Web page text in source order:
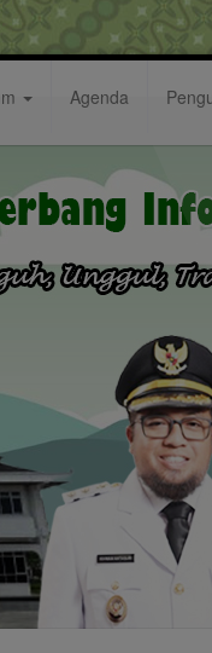
Agenda